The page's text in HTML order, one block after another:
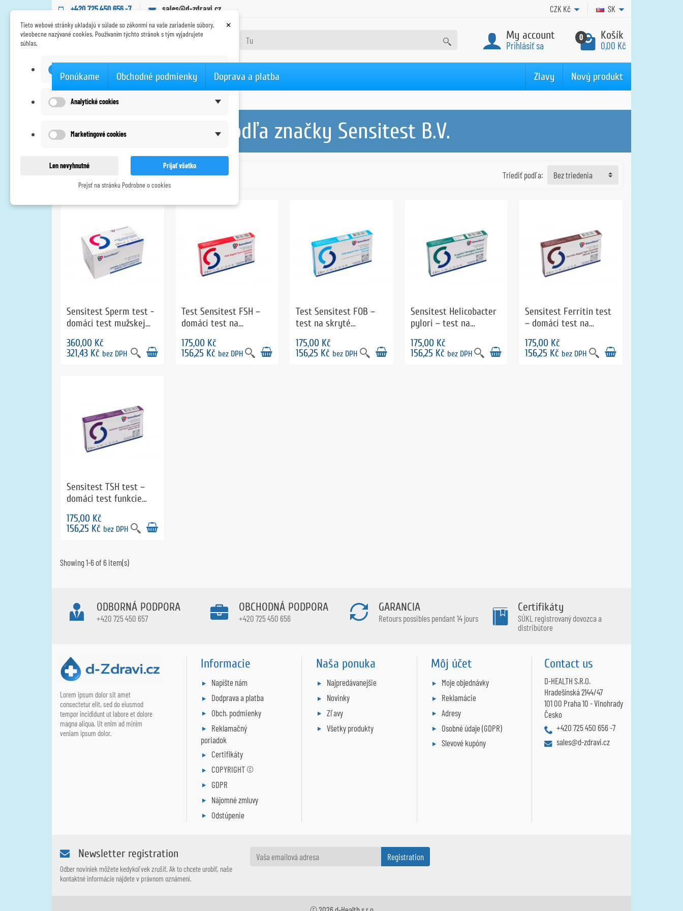
+420 725 450 656 -7 sales@d-zdravi.cz CZK Kč SK
My account
Prihlásiť sa
0 Košík
0,00 Kč
Ponúkame Obchodné podmienky Doprava a platba Zlavy Nový produkt
Úvodná stránka
Zoznam produktov podľa značky Sensitest B.V.
V košíku 6 produktov. Triediť podľa: Bez triedenia
Sensitest Sperm test -
domáci test mužskej
360,00 Kč
321,43 Kč bez DPH
Test Sensitest FSH –
domáci test na
175,00 Kč
156,25 Kč bez DPH
Test Sensitest FOB –
test na skryté
175,00 Kč
156,25 Kč bez DPH
Sensitest Helicobacter
pylori – test na
pylori v stolici
175,00 Kč
156,25 Kč bez DPH
Sensitest Ferritin test
– domáci test na
železa v krvi
175,00 Kč
156,25 Kč bez DPH
Sensitest TSH test –
domáci test funkcie
175,00 Kč
156,25 Kč bez DPH
Showing 1-6 of 6 item(s)
ODBORNÁ PODPORA
+420 725 450 657
OBCHODNÁ PODPORA
+420 725 450 656
GARANCIA
Retours possibles pendant 14 jours
Certifikáty
SÚKL registrovaný dovozca a
distribútore
Lorem ipsum dolor sit amet
consectetur elit, sed do eiusmod
tempor incididunt ut labore et dolore
magna aliqua. Ut enim ad minim
veniam ipsum dolor.
Informacie
Napíšte nám
Dodprava a platba
Obch. podmienky
Reklamačný
poriadok
Certifikáty
COPYRIGHT ©
GDPR
Nájomné zmluvy
Odstúpenie
Naša ponuka
Najpredávanejšie
Novinky
Zľavy
Všetky produkty
Môj účet
Moje objednávky
Reklamácie
Adresy
Osobné údaje (GDPR)
Slevové kupóny
Contact us
D-HEALTH S.R.O.
Hradešínská 2144/47
101 00 Praha 10 - Vinohrady
Česko
+420 725 450 656 -7
sales@d-zdravi.cz
Newsletter registration
Odber noviniek môžete kedykoľvek zrušiť. Ak to chcete urobiť, naše
kontaktné informácie nájdete v právnom oznámení.
×
Tieto webové stránky ukladajú v súlade so zákonmi na vaše zariadenie súbory,
všeobecne nazývané cookies. Používaním týchto stránok s tým vyjadrujete
súhlas.
Analytické cookies
Marketingové cookies
Len nevyhnutné Prijať všetko
Prejsť na stránku Podrobne o cookies